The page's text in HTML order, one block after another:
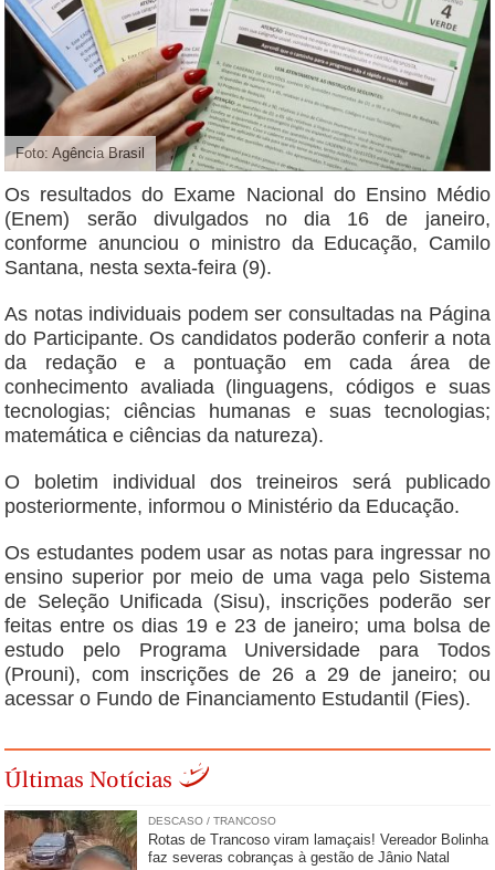
Foto: Agência Brasil
Os resultados do Exame Nacional do Ensino Médio
(Enem) serão divulgados no dia 16 de janeiro,
conforme anunciou o ministro da Educação, Camilo
Santana, nesta sexta-feira (9).
As notas individuais podem ser consultadas na Página
do Participante. Os candidatos poderão conferir a nota
da redação e a pontuação em cada área de
conhecimento avaliada (linguagens, códigos e suas
tecnologias; ciências humanas e suas tecnologias;
matemática e ciências da natureza).
O boletim individual dos treineiros será publicado
posteriormente, informou o Ministério da Educação.
Os estudantes podem usar as notas para ingressar no
ensino superior por meio de uma vaga pelo Sistema
de Seleção Unificada (Sisu), inscrições poderão ser
feitas entre os dias 19 e 23 de janeiro; uma bolsa de
estudo pelo Programa Universidade para Todos
(Prouni), com inscrições de 26 a 29 de janeiro; ou
acessar o Fundo de Financiamento Estudantil (Fies).
Últimas Notícias
DESCASO / TRANCOSO
Rotas de Trancoso viram lamaçais! Vereador Bolinha
faz severas cobranças à gestão de Jânio Natal